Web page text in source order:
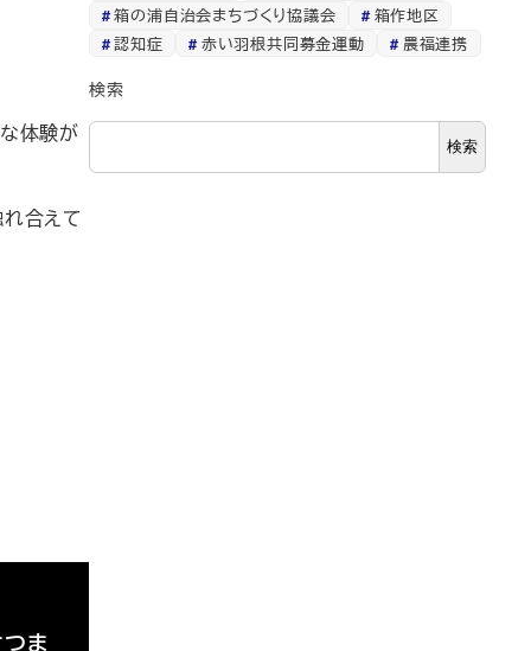
体験が
合えて
ま
箱の浦自治会まちづくり協議会
箱作地区
認知症
赤い羽根共同募金運動 農福連携
検索
検索